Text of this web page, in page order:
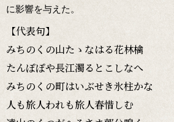
に影響を与えた。
【代表句】
みちのくの山たゝなはる花林檎
たんぽぽや長江濁るとこしなへ
みちのくの町はいぶせき氷柱かな
人も旅人われも旅人春惜しむ